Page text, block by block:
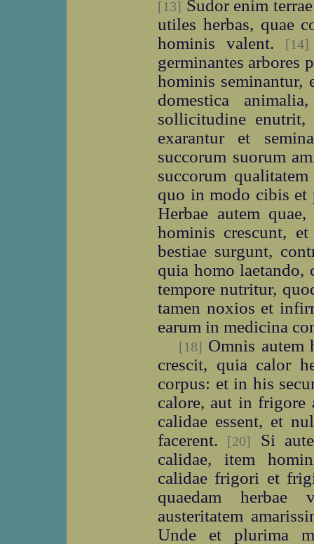
[13] Sudor enim
utiles herbas, quae
hominis valent.
[14]
germinantes arbores
hominis seminantur,
domestica
sollicitudine
exarantur et
succorum suorum
succorum
quo in modo cibis et
Herbae autem
hominis crescunt,
bestiae surgunt,
quia homo laetando,
tempore nutritur,
tamen noxios et
earum in medicina
[18] Omnis autem
crescit, quia calor
corpus: et in his
calore, aut in frigore
calidae essent, et
facerent.
[20]
Si
calidae, item
calidae frigori et
quaedam herbae
austeritatem
Unde et plurima